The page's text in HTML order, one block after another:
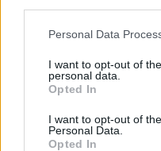
Please note that this
not limited to your visit or
grant or deny consent to
use your data for below
consent section.
Personal Data
I want to opt-out of
personal data.
Opted In
I want to opt-out of
Personal Data.
Opted In